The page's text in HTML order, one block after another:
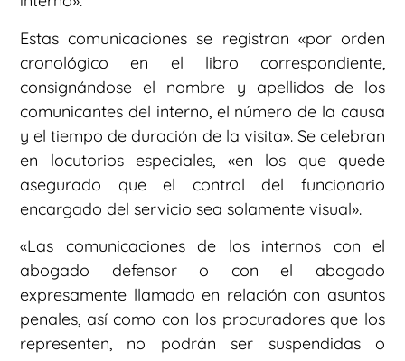
Estas comunicaciones se registran «por orden
cronológico en el libro correspondiente,
consignándose el nombre y apellidos de los
comunicantes del interno, el número de la causa
y el tiempo de duración de la visita». Se celebran
en locutorios especiales, «en los que quede
asegurado que el control del funcionario
encargado del servicio sea solamente visual».
«Las comunicaciones de los internos con el
abogado defensor o con el abogado
expresamente llamado en relación con asuntos
penales, así como con los procuradores que los
representen, no podrán ser suspendidas o